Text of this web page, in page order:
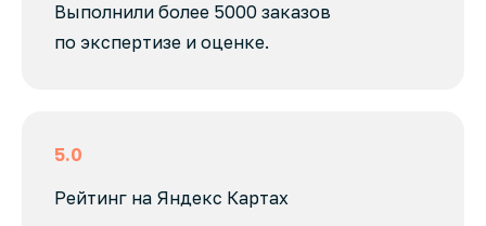
Выполнили более 5000 заказов
по экспертизе и оценке.
5.0
Рейтинг на Яндекс Картах